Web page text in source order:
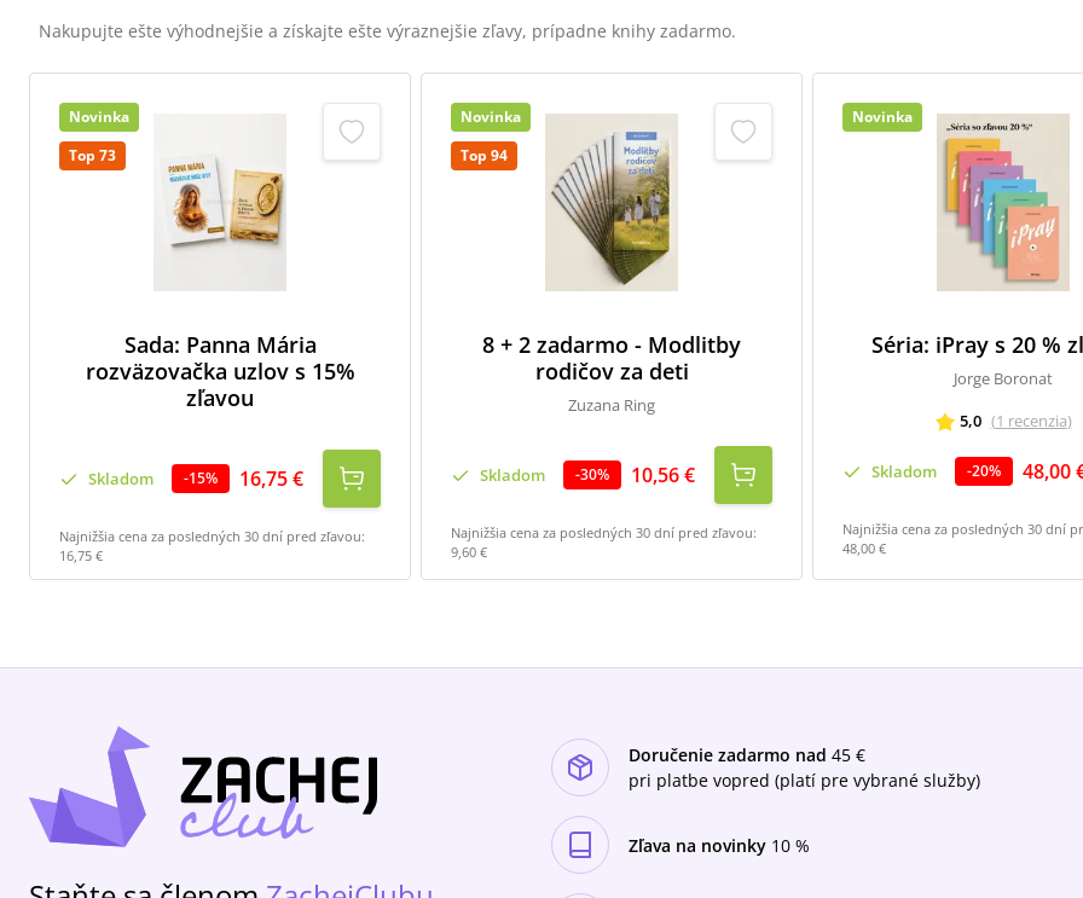
Nakupujte ešte výhodnejšie a získajte ešte výraznejšie zľavy, prípadne knihy zadarmo.
Novinka
Top 73
Sada: Panna Mária
rozväzovačka uzlov s 15%
zľavou
Skladom -15% 16,75 €
Najnižšia cena za posledných 30 dní pred zľavou:
16,75 €
Novinka
Top 94
8 + 2 zadarmo - Modlitby
rodičov za deti
Zuzana Ring
Skladom -30% 10,56 €
Najnižšia cena za posledných 30 dní pred zľavou:
9,60 €
Novinka
Séria: iPray s 20 %
Jorge Boronat
5,0 (1 recenzia)
Skladom -20% 48,00
Najnižšia cena za posledných 30 dní
48,00 €
Doručenie zadarmo nad 45 €
pri platbe vopred (platí pre vybrané služby)
Zľava na novinky 10 %